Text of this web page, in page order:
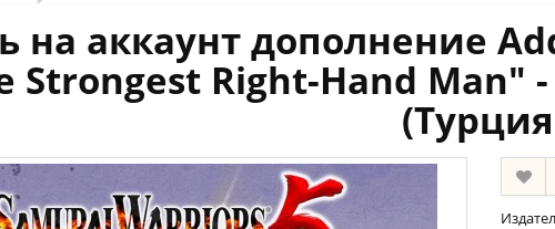
на аккаунт дополнение
Strongest Right-Hand Man" -